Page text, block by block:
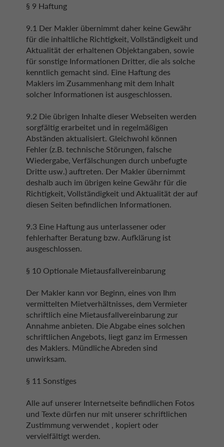
§ 9 Haftung
9.1 Der Makler übernimmt daher keine Gewähr
für die inhaltliche Richtigkeit, Vollständigkeit und
Aktualität der erhaltenen Objektangaben, sowie
für sonstige Informationen Dritter, die als solche
kenntlich gemacht sind. Eine Haftung des
Maklers im Zusammenhang mit dem Inhalt
solcher Informationen ist ausgeschlossen.
9.2 Die übrigen Inhalte dieser Webseiten werden
sorgfältig erarbeitet und in regelmäßigen
Abständen aktualisiert. Gleichwohl können
Fehler (z.B. technische Störungen, falsche
Wiedergabe, Verfälschungen durch unbefugte
Dritte usw.) auftreten. Der Makler übernimmt
deshalb auch im übrigen keine Gewähr für die
Richtigkeit, Vollständigkeit und Aktualität der auf
diesen Seiten befindlichen Informationen.
9.3 Eine Haftung aus unterlassener oder
fehlerhafter Beratung bzw. Aufklärung ist
ausgeschlossen.
§ 10 Optionale Mietausfallvereinbarung
Der Makler kann vor Beginn, eines von Ihm
vermittelten Mietverhältnisses, dem Vermieter
schriftlich eine Mietausfallvereinbarung zur
Annahme anbieten. Die Abgabe eines solchen
schriftlichen Angebots, liegt ganz im Ermessen
des Maklers. Mündliche Abreden sind
unwirksam.
§ 11 Sonstiges
Alle auf unserer Internetseite befindlichen Fotos
und Texte dürfen nur mit unserer schriftlichen
Zustimmung verwendet , kopiert oder
vervielfältigt werden.